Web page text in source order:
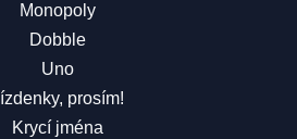
Monopoly
Dobble
Uno
prosím!
Krycí jména